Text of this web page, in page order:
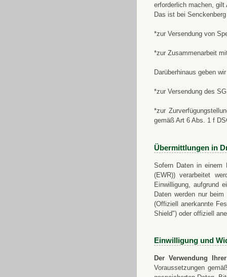
erforderlich machen,
Das ist bei
*zur Versendung von
*zur Zusammenarbeit
Darüberhinaus geben
*zur Versendung des
*zur
gemäß Art 6 Abs. 1 f
Übermittlungen in
Sofern Daten in einem
(EWR)) verarbeitet
Einwilligung, aufgrund
Daten werden nur
(Offiziell anerkannte
Shield") oder offiziell
Einwilligung und
Der Verwendung
Voraussetzungen